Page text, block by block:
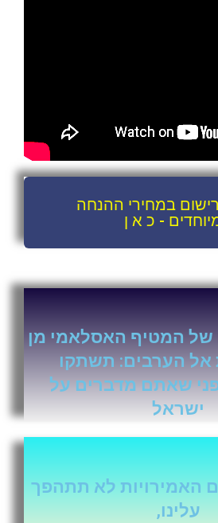
במחירי ההנחה
- כ א ן
של המטיף האסלאמי מן
אל הערבים: תשתקו
שאתם מדברים על
ישראל
האמירויות לא תתהפך
עלינו,